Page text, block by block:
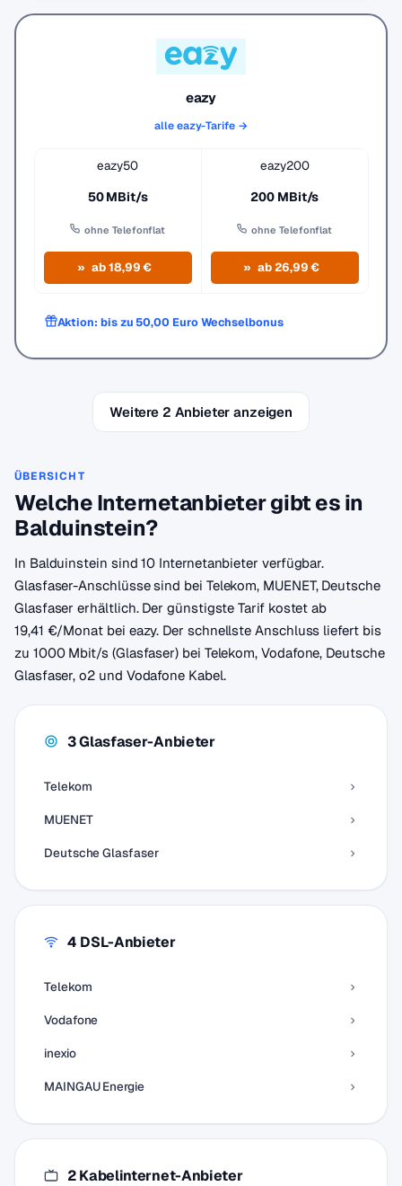
eazy
alle eazy-Tarife →
eazy50
50 MBit/s
ohne Telefonflat
ab 18,99 €
eazy200
200 MBit/s
ohne Telefonflat
ab 26,99 €
Aktion: bis zu 50,00 Euro Wechselbonus
Weitere 2 Anbieter anzeigen
ÜBERSICHT
Welche Internetanbieter gibt es in
Balduinstein?
In Balduinstein sind 10 Internetanbieter verfügbar.
Glasfaser-Anschlüsse sind bei Telekom, MUENET, Deutsche
Glasfaser erhältlich. Der günstigste Tarif kostet ab
19,41 €/Monat bei eazy. Der schnellste Anschluss liefert bis
zu 1000 Mbit/s (Glasfaser) bei Telekom, Vodafone, Deutsche
Glasfaser, o2 und Vodafone Kabel.
3 Glasfaser-Anbieter
Telekom
MUENET
Deutsche Glasfaser
4 DSL-Anbieter
Telekom
Vodafone
inexio
MAINGAU Energie
2 Kabelinternet-Anbieter